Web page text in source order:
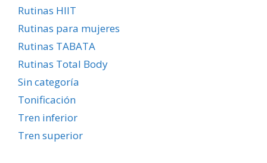
Rutinas HIIT
Rutinas para mujeres
Rutinas TABATA
Rutinas Total Body
Sin categoría
Tonificación
Tren inferior
Tren superior